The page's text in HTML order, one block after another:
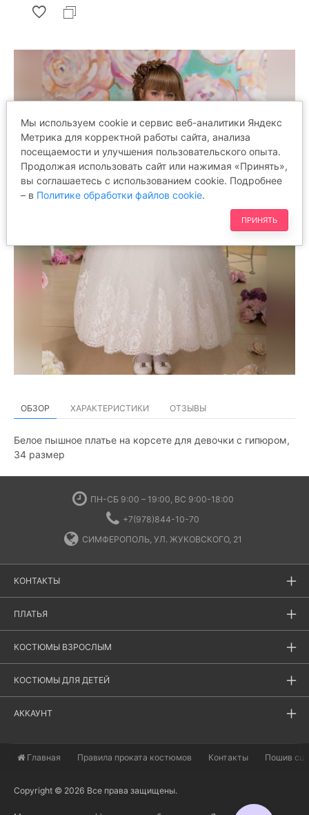
ОБЗОР ХАРАКТЕРИСТИКИ ОТЗЫВЫ
Белое пышное платье на корсете для девочки с гипюром,
34 размер
ПН-СБ 9:00 – 19:00, ВС 9:00-18:00
+7(978)844-10-70
СИМФЕРОПОЛЬ, УЛ. ЖУКОВСКОГО, 21
КОНТАКТЫ
ПЛАТЬЯ
КОСТЮМЫ ВЗРОСЛЫМ
КОСТЮМЫ ДЛЯ ДЕТЕЙ
АККАУНТ
Главная ​Правила проката костюмов Контакты Пошив
Copyright © 2026 Все права защищены.
Мы используем cookie и сервис веб-аналитики Яндекс
Метрика для корректной работы сайта, анализа
посещаемости и улучшения пользовательского опыта.
Продолжая использовать сайт или нажимая «Принять»,
вы соглашаетесь с использованием cookie. Подробнее
– в Политике обработки файлов cookie.
ПРИНЯТЬ